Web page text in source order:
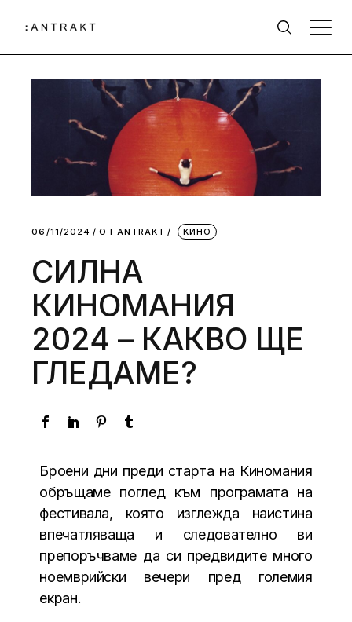
06/11/2024 ОТ АNTRAKT КИНО
СИЛНА
КИНОМАНИЯ
2024 – КАКВО ЩЕ
ГЛЕДАМЕ?
Броени дни преди старта на Киномания
обръщаме поглед към програмата на
фестивала, която изглежда наистина
впечатляваща и следователно ви
препоръчваме да си предвидите много
ноемврийски вечери пред големия
екран.